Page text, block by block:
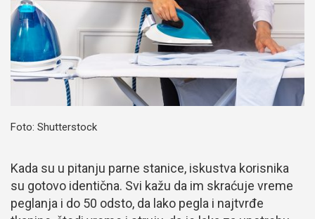
Foto: Shutterstock
Kada su u pitanju parne stanice, iskustva korisnika
su gotovo identična. Svi kažu da im skraćuje vreme
peglanja i do 50 odsto, da lako pegla i najtvrđe